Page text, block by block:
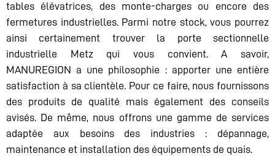
tables élévatrices, des monte-charges ou encore des
fermetures industrielles. Parmi notre stock, vous pourrez
ainsi certainement trouver la porte sectionnelle
industrielle Metz qui vous convient. A savoir,
MANUREGION a une philosophie : apporter une entière
satisfaction à sa clientèle. Pour ce faire, nous fournissons
des produits de qualité mais également des conseils
avisés. De même, nous offrons une gamme de services
adaptée aux besoins des industries : dépannage,
maintenance et installation des équipements de quais.